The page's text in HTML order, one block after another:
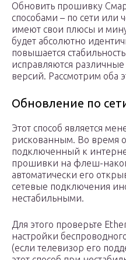
Обновить прошивку
способами – по сети или
имеют свои плюсы и
будет абсолютно
повышается
исправляются
версий. Рассмотрим оба
Обновление по
Этот способ является
рискованным. Во время
подключенный к
прошивки на флеш-
автоматически его
сетевые подключения
нестабильными.
Для этого проверьте
настройки
(если телевизор его